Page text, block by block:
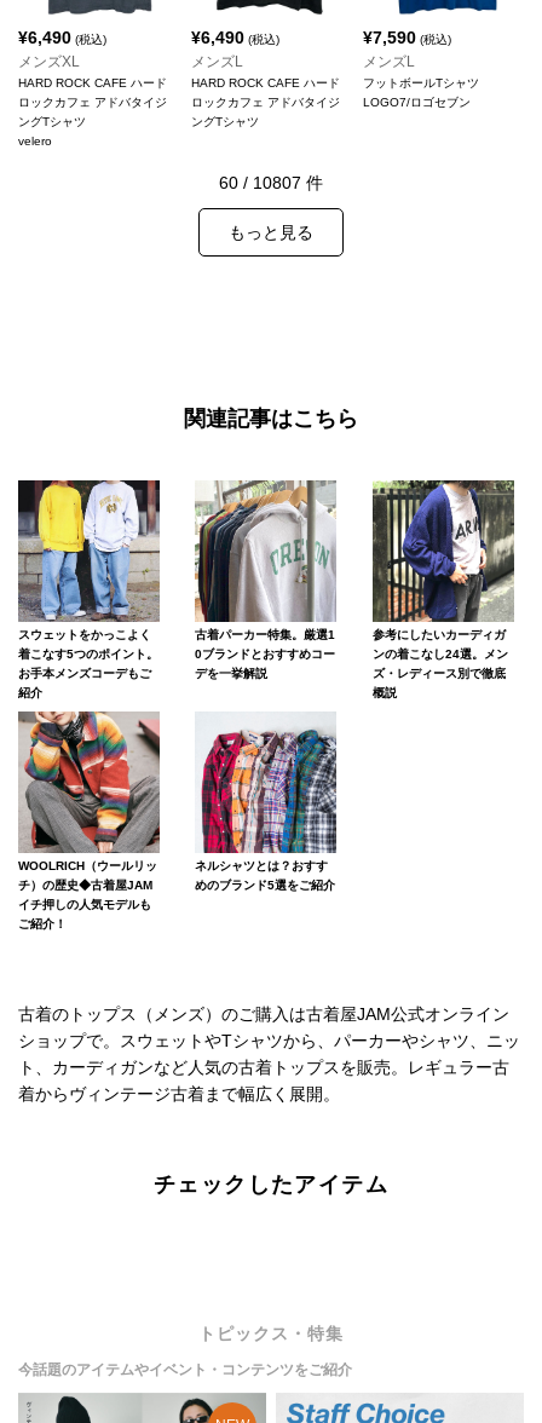
¥6,490 (税込)
メンズXL
HARD ROCK CAFE ハード
ロックカフェ アドバタイジ
ングTシャツ
velero
¥6,490(税込)
メンズL
HARD ROCK CAFE ハード
ロックカフェ アドバタイジ
ングTシャツ
¥7,590 (税込)
メンズL
フットボールTシャツ
LOGO7/ロゴセブン
60 / 10807 件
もっと見る
関連記事はこちら
スウェットをかっこよく
着こなす5つのポイント。
お手本メンズコーデもご
紹介
古着パーカー特集。厳選1
0ブランドとおすすめコー
デを一挙解説
参考にしたいカーディガ
ンの着こなし24選。メン
ズ・レディース別で徹底
概説
WOOLRICH（ウールリッ
チ）の歴史◆古着屋JAM
イチ押しの人気モデルも
ご紹介！
ネルシャツとは？おすす
めのブランド5選をご紹介
古着のトップス（メンズ）のご購入は古着屋JAM公式オンライン
ショップで。スウェットやTシャツから、パーカーやシャツ、ニッ
ト、カーディガンなど人気の古着トップスを販売。レギュラー古
着からヴィンテージ古着まで幅広く展開。
チェックしたアイテム
トピックス・特集
今話題のアイテムやイベント・コンテンツをご紹介